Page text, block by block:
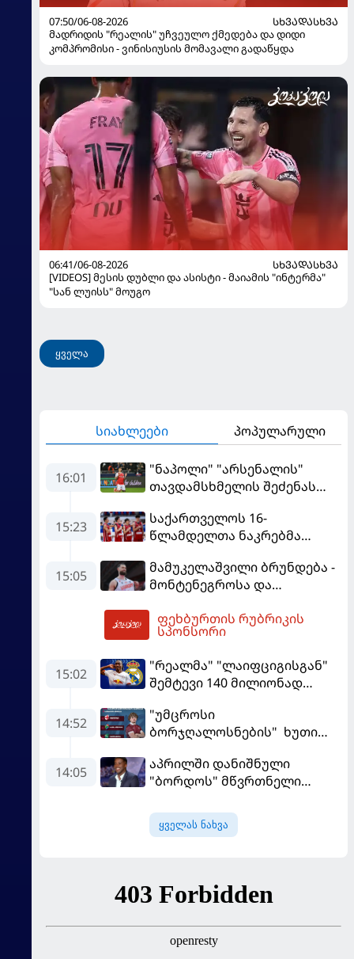
07:50/06-08-2026
ᲡᲮᲕᲐᲓᲐᲡᲮᲕᲐ
მადრიდის "რეალის" უჩვეულო ქმედება და დიდი
კომპრომისი - ვინისიუსის მომავალი გადაწყდა
06:41/06-08-2026
ᲡᲮᲕᲐᲓᲐᲡᲮᲕᲐ
[VIDEOS] მესის დუბლი და ასისტი - მაიამის "ინტერმა"
"სან ლუისს" მოუგო
ყველა
სიახლეები პოპულარული
16:01
"ნაპოლი" "არსენალის"
თავდამსხმელის შეძენას
15:23
საქართველოს 16-
წლამდელთა ნაკრებმა
მარცხით გახსნა
15:05
მამუკელაშვილი ბრუნდება -
მონტენეგროსა და
მატჩებისთვის საქართველო
მზადებას 15
ფეხბურთის რუბრიკის
სპონსორი
15:02
"რეალმა" "ლაიფციგისგან"
შემტევი 140 მილიონად
14:52
"უმცროსი
ბორჯღალოსნების" ხუთი
14:05
აპრილში დანიშნული
"ბორდოს" მწვრთნელი
ყველას ნახვა